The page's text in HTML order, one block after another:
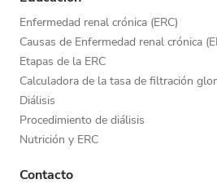
Enfermedad renal crónica (ERC)
Causas de Enfermedad renal crónica
Etapas de la ERC
Calculadora de la tasa de filtración
Diálisis
Procedimiento de diálisis
Nutrición y ERC
Contacto